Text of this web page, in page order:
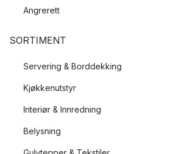
Angrerett
SORTIMENT
Servering & Borddekking
Kjøkkenutstyr
Interiør & Innredning
Belysning